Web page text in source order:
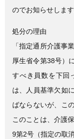
のでお知らせします
処分の理由
「指定通所介護事
厚生省令第38号）
すべき員数を下回
は、人員基準欠如
ばならないが、こ
このことは、介護
9第2号（指定の取